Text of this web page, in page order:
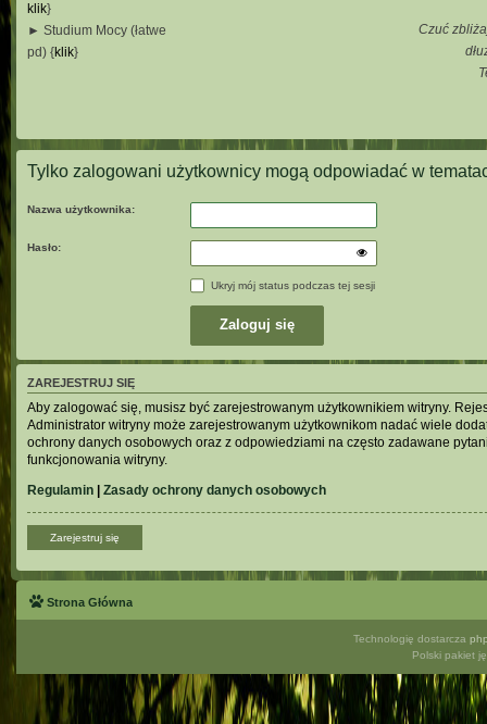
klik}
► Studium Mocy (łatwe
pd) {klik}
Czuć
Tylko zalogowani użytkownicy mogą odpowiadać w
Nazwa użytkownika:
Hasło:
Ukryj mój status podczas tej sesji
ZAREJESTRUJ SIĘ
Aby zalogować się, musisz być zarejestrowanym użytkownikiem witryny.
Administrator witryny może zarejestrowanym użytkownikom nadać wiele
ochrony danych osobowych oraz z odpowiedziami na często zadawane
funkcjonowania witryny.
Regulamin
Zasady ochrony danych osobowych
Zarejestruj się
Strona Główna
Technologię dostarcza
Polski pakiet